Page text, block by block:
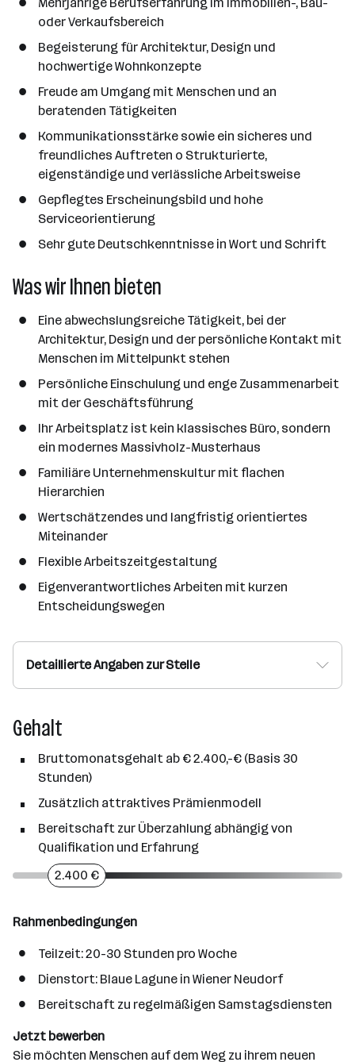
oder Verkaufsbereich
Begeisterung für Architektur, Design und
hochwertige Wohnkonzepte
Freude am Umgang mit Menschen und an
beratenden Tätigkeiten
Kommunikationsstärke sowie ein sicheres und
freundliches Auftreten o Strukturierte,
eigenständige und verlässliche Arbeitsweise
Gepflegtes Erscheinungsbild und hohe
Serviceorientierung
Sehr gute Deutschkenntnisse in Wort und Schrift
Was wir Ihnen bieten
Eine abwechslungsreiche Tätigkeit, bei der
Architektur, Design und der persönliche Kontakt mit
Menschen im Mittelpunkt stehen
Persönliche Einschulung und enge Zusammenarbeit
mit der Geschäftsführung
Ihr Arbeitsplatz ist kein klassisches Büro, sondern
ein modernes Massivholz-Musterhaus
Familiäre Unternehmenskultur mit flachen
Hierarchien
Wertschätzendes und langfristig orientiertes
Miteinander
Flexible Arbeitszeitgestaltung
Eigenverantwortliches Arbeiten mit kurzen
Entscheidungswegen
Detaillierte Angaben zur Stelle
Gehalt
Bruttomonatsgehalt ab € 2.400,-€ (Basis 30
Stunden)
Zusätzlich attraktives Prämienmodell
Bereitschaft zur Überzahlung abhängig von
Qualifikation und Erfahrung
2.400 €
Rahmenbedingungen
Teilzeit: 20-30 Stunden pro Woche
Dienstort: Blaue Lagune in Wiener Neudorf
Bereitschaft zu regelmäßigen Samstagsdiensten
Jetzt bewerben
Sie möchten Menschen auf dem Weg zu ihrem neuen